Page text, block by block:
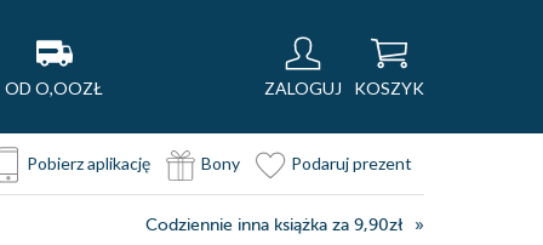
OD O,OOZŁ ZALOGUJ KOSZYK
Pobierz aplikację Bony Podaruj prezent
Codziennie inna książka za 9,90zł